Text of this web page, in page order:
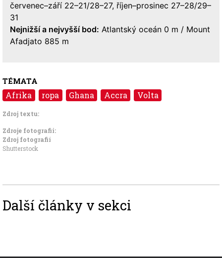
červenec–září 22–21/28–27, říjen–prosinec 27–28/29–
31
Nejnižší a nejvyšší bod: Atlantský oceán 0 m / Mount
Afadjato 885 m
TÉMATA
Afrika ropa Ghana Accra Volta
Zdroj textu:
Zdroje fotografii:
Zdroj fotografií
Shutterstock
Další články v sekci